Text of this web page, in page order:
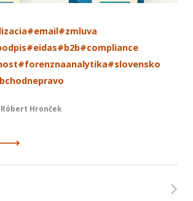
#email#zmluva
#eidas#b2b#compliance
#forenznaanalytika#slovensko
Róbert Hronček
strana